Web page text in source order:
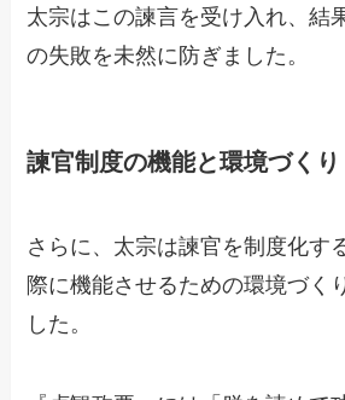
太宗はこの諫言を受け入れ、結
の失敗を未然に防ぎました。
諫官制度の機能と環境づくり
さらに、太宗は諫官を制度化す
際に機能させるための環境づく
した。